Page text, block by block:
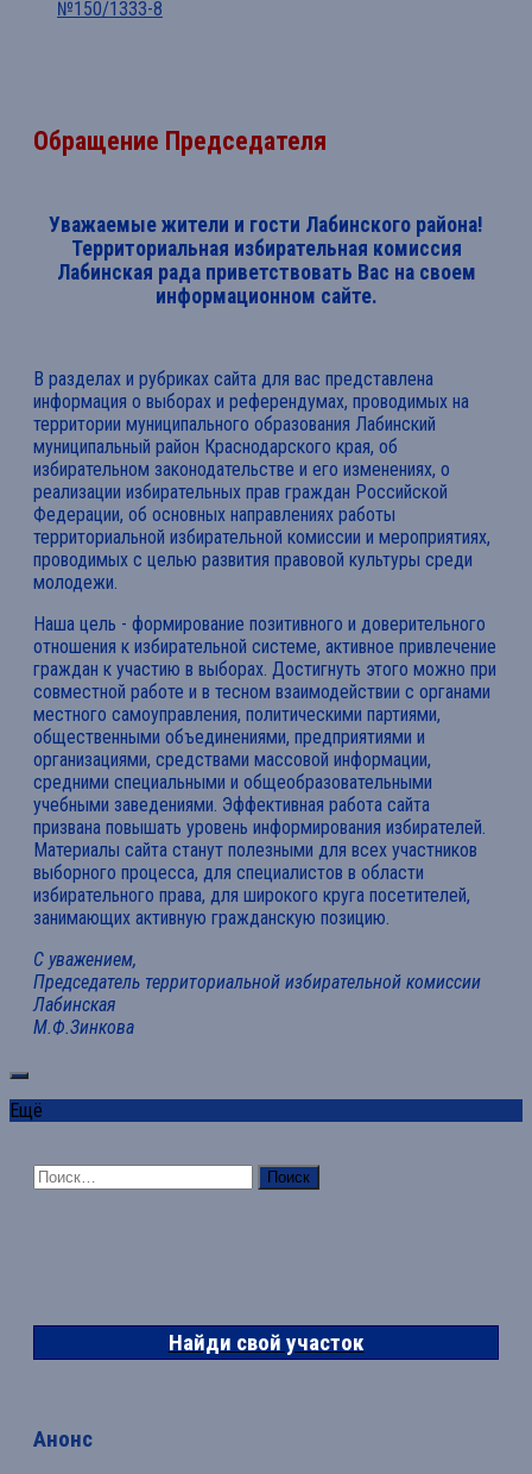
№150/1333-8
Обращение Председателя
Уважаемые жители и гости Лабинского района!
Территориальная избирательная комиссия
Лабинская рада приветствовать Вас на своем
информационном сайте.
В разделах и рубриках сайта для вас представлена
информация о выборах и референдумах, проводимых на
территории муниципального образования Лабинский
муниципальный район Краснодарского края, об
избирательном законодательстве и его изменениях, о
реализации избирательных прав граждан Российской
Федерации, об основных направлениях работы
территориальной избирательной комиссии и мероприятиях,
проводимых с целью развития правовой культуры среди
молодежи.
Наша цель - формирование позитивного и доверительного
отношения к избирательной системе, активное привлечение
граждан к участию в выборах. Достигнуть этого можно при
совместной работе и в тесном взаимодействии с органами
местного самоуправления, политическими партиями,
общественными объединениями, предприятиями и
организациями, средствами массовой информации,
средними специальными и общеобразовательными
учебными заведениями. Эффективная работа сайта
призвана повышать уровень информирования избирателей.
Материалы сайта станут полезными для всех участников
выборного процесса, для специалистов в области
избирательного права, для широкого круга посетителей,
занимающих активную гражданскую позицию.
С уважением,
Председатель территориальной избирательной комиссии
Лабинская
М.Ф.Зинкова
Ещё
Найти:
Найди свой участок
Анонс